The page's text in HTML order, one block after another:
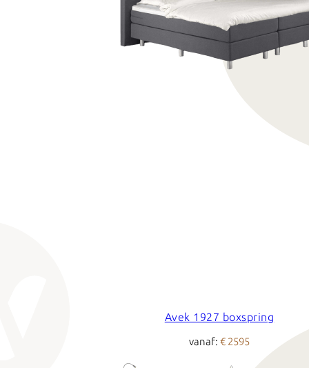
Avek 1927 boxspring
vanaf: € 2595